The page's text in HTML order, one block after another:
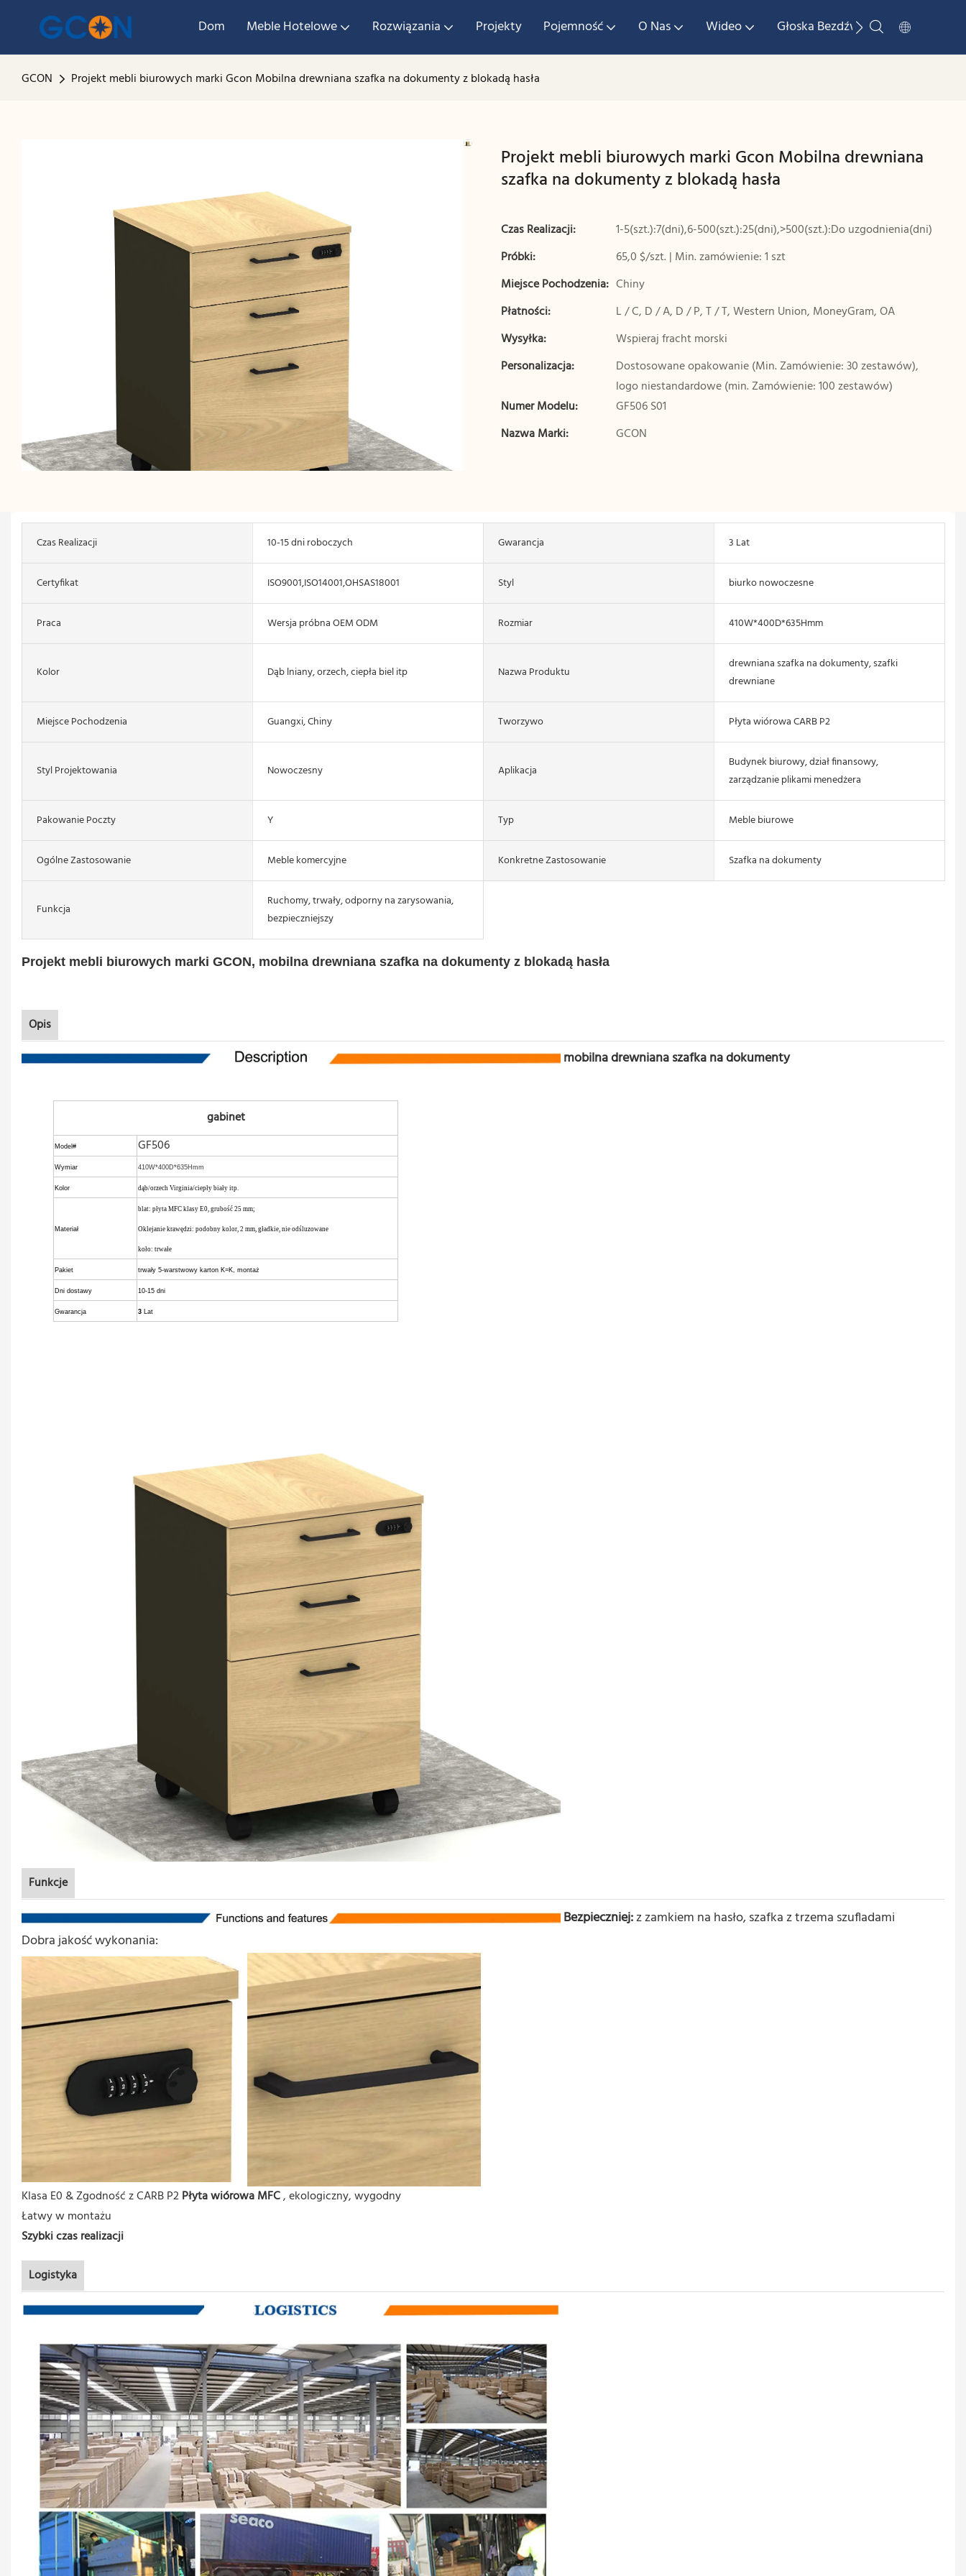
Dom Meble Hotelowe Rozwiązania Projekty Pojemność O Nas Wideo Głoska Bezdźwięczna
GCON Projekt mebli biurowych marki Gcon Mobilna drewniana szafka na dokumenty z blokadą hasła
Projekt mebli biurowych marki Gcon Mobilna drewniana
szafka na dokumenty z blokadą hasła
Czas Realizacji:
1-5(szt.):7(dni),6-500(szt.):25(dni),>500(szt.):Do uzgodnienia(dni)
Próbki:
65,0 $/szt. | Min. zamówienie: 1 szt
Miejsce Pochodzenia: Chiny
Płatności:
L / C, D / A, D / P, T / T, Western Union, MoneyGram, OA
Wysyłka:
Wspieraj fracht morski
Personalizacja:
Dostosowane opakowanie (Min. Zamówienie: 30 zestawów),
logo niestandardowe (min. Zamówienie: 100 zestawów)
Numer Modelu:
GF506 S01
Nazwa Marki:
GCON
Czas Realizacji 10-15 dni roboczych Gwarancja 3 Lat
Certyfikat ISO9001,ISO14001,OHSAS18001 Styl biurko nowoczesne
Praca Wersja próbna OEM ODM Rozmiar 410W*400D*635Hmm
Kolor Dąb lniany, orzech, ciepła biel itp Nazwa Produktu
drewniana szafka na dokumenty, szafki
drewniane
Miejsce Pochodzenia Guangxi, Chiny Tworzywo Płyta wiórowa CARB P2
Styl Projektowania Nowoczesny Aplikacja
Budynek biurowy, dział finansowy,
zarządzanie plikami menedżera
Pakowanie Poczty Y Typ Meble biurowe
Ogólne Zastosowanie Meble komercyjne Konkretne Zastosowanie Szafka na dokumenty
Funkcja
Ruchomy, trwały, odporny na zarysowania,
bezpieczniejszy
Projekt mebli biurowych marki GCON, mobilna drewniana szafka na dokumenty z blokadą hasła
Opis
mobilna drewniana szafka na dokumenty
gabinet
Model# GF506
Wymiar 410W*400D*635Hmm
Kolor dąb/orzech Virginia/ciepły biały itp.
Materiał
blat: płyta MFC klasy E0, grubość 25 mm;
Oklejanie krawędzi: podobny kolor, 2 mm, gładkie, nie odśluzowane
koło: trwałe
Pakiet trwały 5-warstwowy karton K=K, montaż
Dni dostawy 10-15 dni
Gwarancja 3 Lat
Funkcje
Bezpieczniej:z zamkiem na hasło, szafka z trzema szufladami
Dobra jakość wykonania:
Klasa E0 & Zgodność z CARB P2Płyta wiórowa MFC, ekologiczny, wygodny
Łatwy w montażu
Szybki czas realizacji
Logistyka